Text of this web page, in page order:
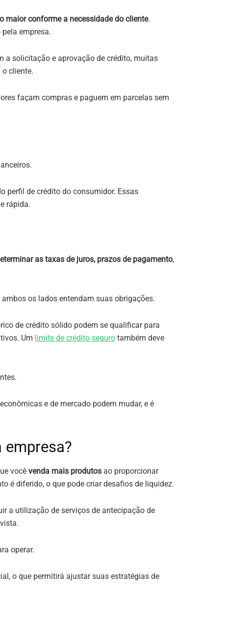
maior conforme a necessidade do cliente.
empresa.
solicitação e aprovação de crédito, muitas
cliente.
façam compras e paguem em parcelas sem
perfil de crédito do consumidor. Essas
rápida​​.
as taxas de juros, prazos de pagamento,
os lados entendam suas obrigações​​.
de crédito sólido podem se qualificar para
Um limite de crédito seguro também deve
e de mercado podem mudar, e é
você venda mais produtos ao proporcionar
é diferido, o que pode criar desafios de liquidez​​.
a utilização de serviços de antecipação de
operar​​.
o que permitirá ajustar suas estratégias de